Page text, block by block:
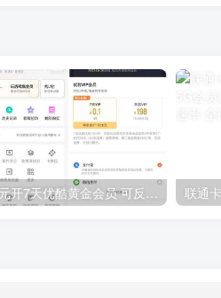
0.1元开7天优酷黄金会员 可反复开通需要关闭自动续费